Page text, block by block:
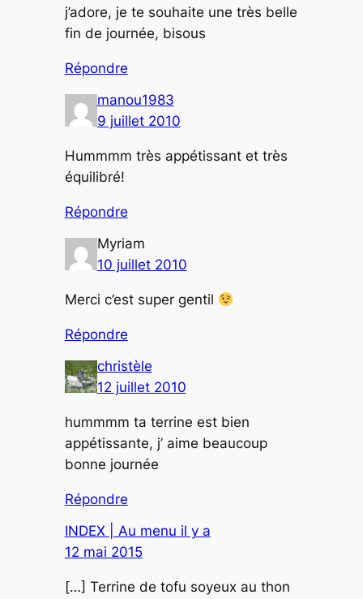
j’adore, je te souhaite une très belle
fin de journée, bisous
Répondre
manou1983
9 juillet 2010
Hummmm très appétissant et très
équilibré!
Répondre
Myriam
10 juillet 2010
Merci c’est super gentil
Répondre
christèle
12 juillet 2010
hummmm ta terrine est bien
appétissante, j’ aime beaucoup
bonne journée
Répondre
INDEX | Au menu il y a
12 mai 2015
[…] Terrine de tofu soyeux au thon